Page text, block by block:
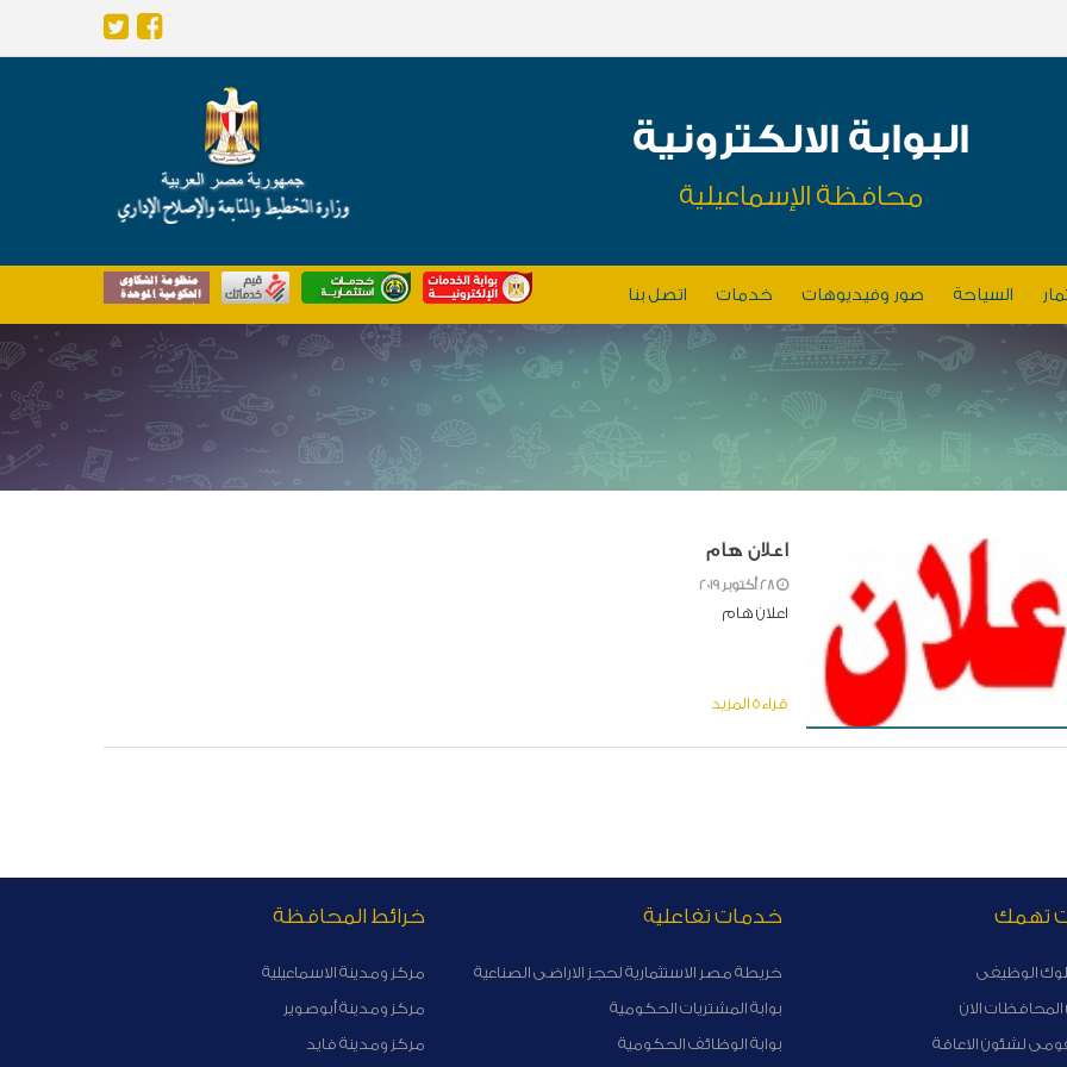
البوابة الالكترونية
محافظة الإسماعيلية
السياحة صور وفيديوهات خدمات اتصل بنا
اعلان هام
​اعلان هام
قراءة المزيد
تهمك
الوظيفى
الان
لشئون الاعاقة
خدمات تفاعلية
خريطة مصر الاستثمارية لحجز الاراضى الصناعية
بوابة المشتريات الحكومية
بوابة الوظائف الحكومية
خرائط المحافظة
مركز ومدينة الاسماعيلية
مركز ومدينة أبوصوير
مركز ومدينة فايد